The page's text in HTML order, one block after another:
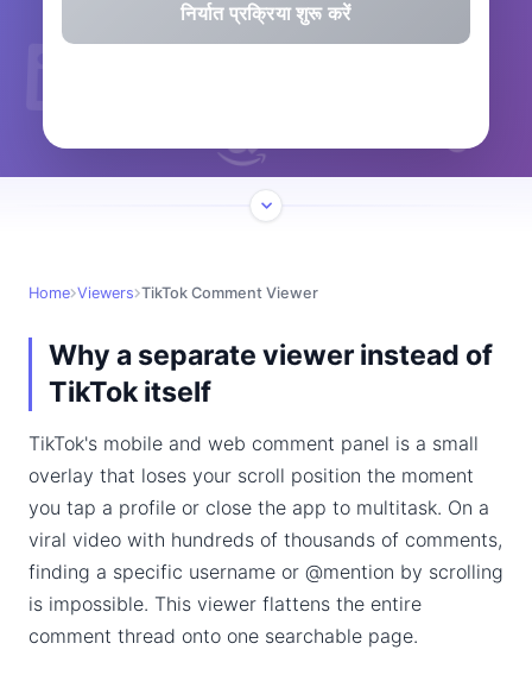
निर्यात प्रक्रिया शुरू करें
Home Viewers TikTok Comment Viewer
Why a separate viewer instead of
TikTok itself
TikTok's mobile and web comment panel is a small
overlay that loses your scroll position the moment
you tap a profile or close the app to multitask. On a
viral video with hundreds of thousands of comments,
finding a specific username or @mention by scrolling
is impossible. This viewer flattens the entire
comment thread onto one searchable page.